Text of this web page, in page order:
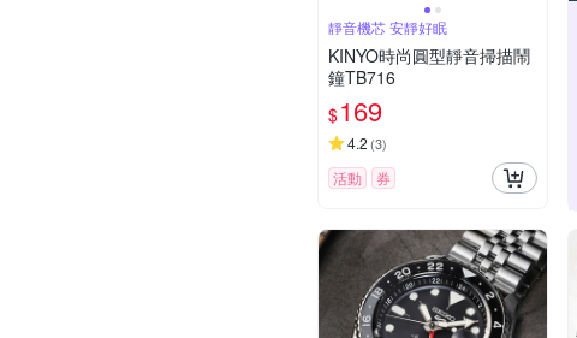
靜音機芯 安靜好眠
KINYO時尚圓型靜音掃描鬧
鐘TB716
$169
4.2 (3)
活動 券